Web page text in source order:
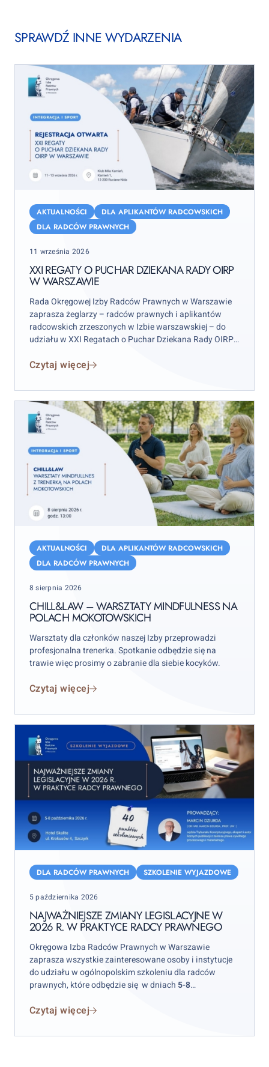
SPRAWDŹ INNE WYDARZENIA
Regaty
Dziekana
Rady
OIRP
Warszawie
AKTUALNOŚCI
DLA APLIKANTÓW RADCOWSKICH
DLA RADCÓW PRAWNYCH
Posted
11 września 2026
XXI REGATY O PUCHAR DZIEKANA RADY OIRP
W WARSZAWIE
Rada Okręgowej Izby Radców Prawnych w Warszawie
zaprasza żeglarzy – radców prawnych i aplikantów
radcowskich zrzeszonych w Izbie warszawskiej – do
udziału w XXI Regatach o Puchar Dziekana Rady OIRP
września 2026 r. (sobota–niedziela), przy czym
Czytaj więcej
warsztaty
Polach
Mokotowskich
AKTUALNOŚCI
DLA APLIKANTÓW RADCOWSKICH
DLA RADCÓW PRAWNYCH
Posted
8 sierpnia 2026
CHILL&LAW – WARSZTATY MINDFULNESS NA
POLACH MOKOTOWSKICH
Warsztaty dla członków naszej Izby przeprowadzi
profesjonalna trenerka. Spotkanie odbędzie się na
trawie więc prosimy o zabranie dla siebie kocyków.
Czytaj więcej
zmiany
2026
praktyce
radcy
prawnego
DLA RADCÓW PRAWNYCH SZKOLENIE WYJAZDOWE
Posted
5 października 2026
NAJWAŻNIEJSZE ZMIANY LEGISLACYJNE W
2026 R. W PRAKTYCE RADCY PRAWNEGO
Okręgowa Izba Radców Prawnych w Warszawie
zaprasza wszystkie zainteresowane osoby i instytucje
do udziału w ogólnopolskim szkoleniu dla radców
prawnych, które odbędzie się w dniach 5-8
Czytaj więcej